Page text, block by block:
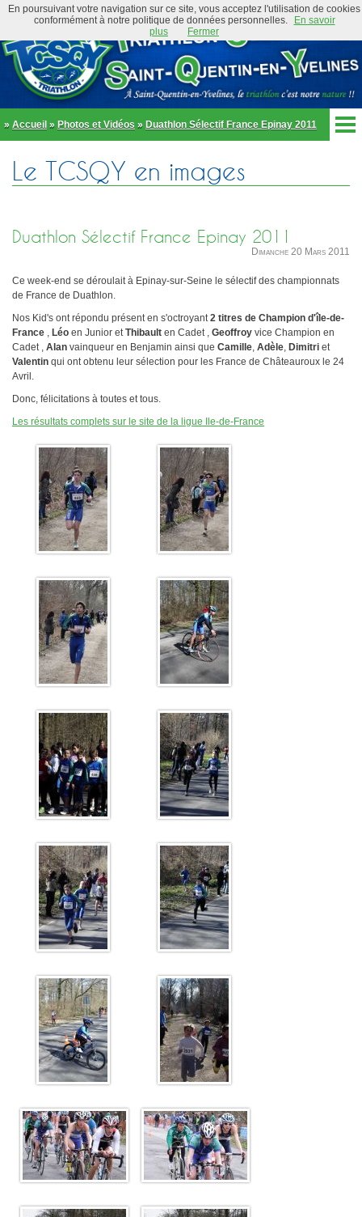
» Accueil » Photos et Vidéos » Duathlon Sélectif France Epinay 2011
Accueil Actualités
Organigramme
École de triathlon
Trombinoscope
Partenaires
Tenues et équipements
Adhérer au club
Newsletter
Bike and Run 2026
Inscriptions
Règlement
Parcours
Bike and Run 2026
Bike and Run 2025
Bike and Run 2024
Bike and Run 2023
Bike and Run 2022
Bike and Run 2020
Bike and Run 2019
Bike and Run 2018
Bike and Run 2017
Bike and Run 2015
Bike and Run 2014
Bike and Run 2013
Bike and Run 2011
Sélectif Jeunes 2011
Horaires
Lieux d'entraînement
Matériel
Pense-bête
Photos / Vidéos
Compétitions
Calendrier
Courses club
Contact
Le TCSQY en images
Duathlon Sélectif France Epinay 2011
Dimanche 20 Mars 2011
Ce week-end se déroulait à Epinay-sur-Seine le sélectif des championnats
de France de Duathlon.
Nos Kid's ont répondu présent en s'octroyant2 titres de Champion d'île-de-
France , Léo en Junior etThibault en Cadet , Geoffroy vice Champion en
Cadet , Alan vainqueur en Benjamin ainsi que Camille, Adèle, Dimitri et
Valentin qui ont obtenu leur sélection pour les France de Châteauroux le 24
Avril.
Donc, félicitations à toutes et tous.
Les résultats complets sur le site de la ligue Ile-de-France
En poursuivant votre navigation sur ce site, vous acceptez l'utilisation de cookies
conformément à notre politique de données personnelles.
En savoir
plus
Fermer